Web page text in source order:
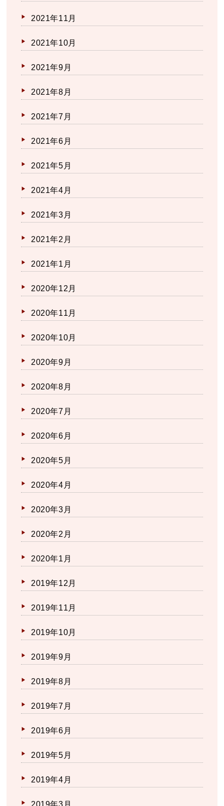
2021年11月
2021年10月
2021年9月
2021年8月
2021年7月
2021年6月
2021年5月
2021年4月
2021年3月
2021年2月
2021年1月
2020年12月
2020年11月
2020年10月
2020年9月
2020年8月
2020年7月
2020年6月
2020年5月
2020年4月
2020年3月
2020年2月
2020年1月
2019年12月
2019年11月
2019年10月
2019年9月
2019年8月
2019年7月
2019年6月
2019年5月
2019年4月
2019年3月